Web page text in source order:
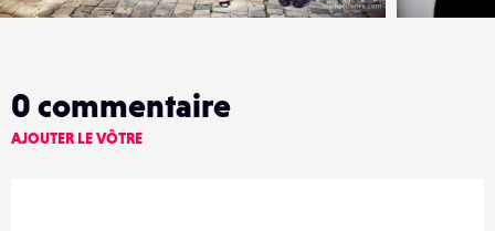
0 commentaire
AJOUTER LE VÔTRE